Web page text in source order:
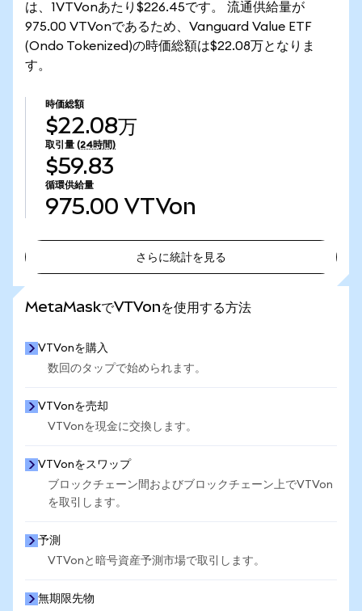
は、1VTVonあたり$226.45です。 流通供給量が
975.00 VTVonであるため、Vanguard Value ETF
(Ondo Tokenized)の時価総額は$22.08万となりま
す。
時価総額
$22.08万
取引量 (24時間)
$59.83
循環供給量
975.00 VTVon
さらに統計を見る
MetaMaskでVTVonを使用する方法
VTVonを購入
数回のタップで始められます。
VTVonを売却
VTVonを現金に交換します。
VTVonをスワップ
ブロックチェーン間およびブロックチェーン上でVTVon
を取引します。
予測
VTVonと暗号資産予測市場で取引します。
無期限先物